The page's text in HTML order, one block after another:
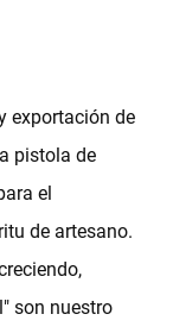
exportación de
pistola de
el
de artesano.
son nuestro